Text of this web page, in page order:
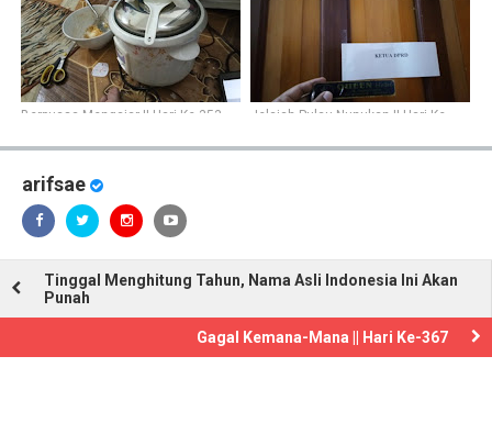
Berpuasa Mengajar || Hari Ke-353
Jelajah Pulau Nunukan || Hari Ke-
arifsae
Tinggal Menghitung Tahun, Nama Asli Indonesia Ini Akan
Punah
Gagal Kemana-Mana || Hari Ke-367